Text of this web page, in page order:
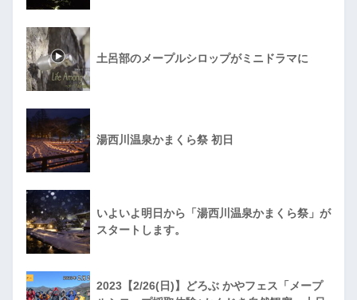
土呂部のメープルシロップがミニドラマに
湯西川温泉かまくら祭 初日
いよいよ明日から「湯西川温泉かまくら祭」が
スタートします。
2023【2/26(日)】どろぶ かやフェス「メープ